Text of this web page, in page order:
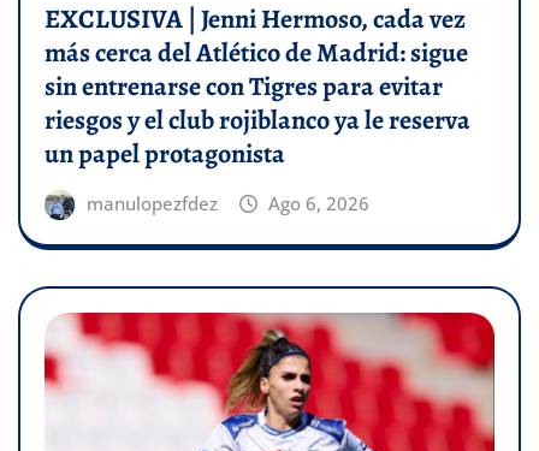
EXCLUSIVA | Jenni Hermoso, cada vez
más cerca del Atlético de Madrid: sigue
sin entrenarse con Tigres para evitar
riesgos y el club rojiblanco ya le reserva
un papel protagonista
manulopezfdez Ago 6, 2026